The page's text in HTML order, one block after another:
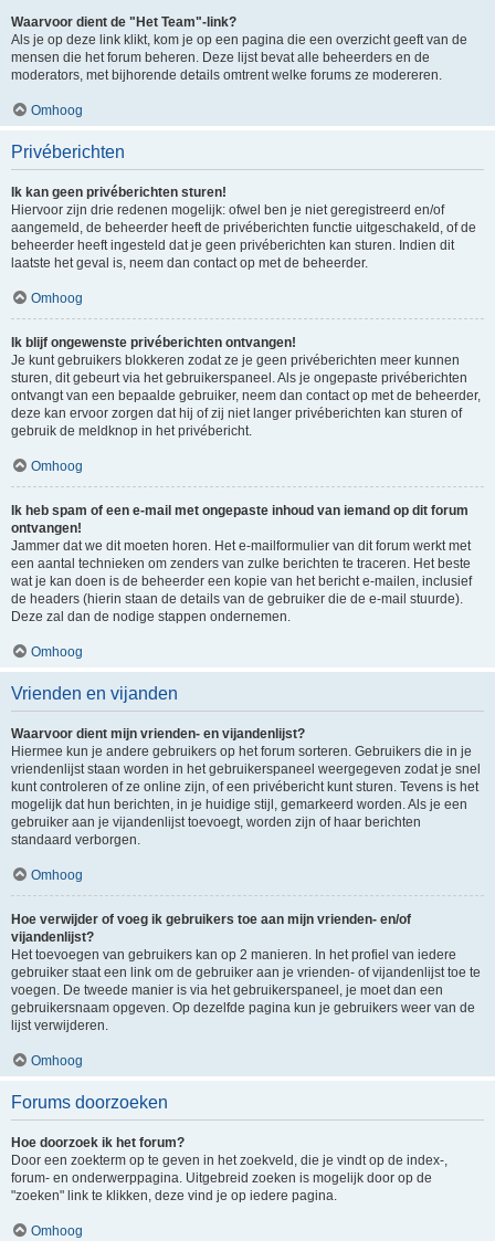
Waarvoor dient de "Het Team"-link?
Als je op deze link klikt, kom je op een pagina die een overzicht geeft van de
mensen die het forum beheren. Deze lijst bevat alle beheerders en de
moderators, met bijhorende details omtrent welke forums ze modereren.
Omhoog
Privéberichten
Ik kan geen privéberichten sturen!
Hiervoor zijn drie redenen mogelijk: ofwel ben je niet geregistreerd en/of
aangemeld, de beheerder heeft de privéberichten functie uitgeschakeld, of de
beheerder heeft ingesteld dat je geen privéberichten kan sturen. Indien dit
laatste het geval is, neem dan contact op met de beheerder.
Omhoog
Ik blijf ongewenste privéberichten ontvangen!
Je kunt gebruikers blokkeren zodat ze je geen privéberichten meer kunnen
sturen, dit gebeurt via het gebruikerspaneel. Als je ongepaste privéberichten
ontvangt van een bepaalde gebruiker, neem dan contact op met de beheerder,
deze kan ervoor zorgen dat hij of zij niet langer privéberichten kan sturen of
gebruik de meldknop in het privébericht.
Omhoog
Ik heb spam of een e-mail met ongepaste inhoud van iemand op dit forum
ontvangen!
Jammer dat we dit moeten horen. Het e-mailformulier van dit forum werkt met
een aantal technieken om zenders van zulke berichten te traceren. Het beste
wat je kan doen is de beheerder een kopie van het bericht e-mailen, inclusief
de headers (hierin staan de details van de gebruiker die de e-mail stuurde).
Deze zal dan de nodige stappen ondernemen.
Omhoog
Vrienden en vijanden
Waarvoor dient mijn vrienden- en vijandenlijst?
Hiermee kun je andere gebruikers op het forum sorteren. Gebruikers die in je
vriendenlijst staan worden in het gebruikerspaneel weergegeven zodat je snel
kunt controleren of ze online zijn, of een privébericht kunt sturen. Tevens is het
mogelijk dat hun berichten, in je huidige stijl, gemarkeerd worden. Als je een
gebruiker aan je vijandenlijst toevoegt, worden zijn of haar berichten
standaard verborgen.
Omhoog
Hoe verwijder of voeg ik gebruikers toe aan mijn vrienden- en/of
vijandenlijst?
Het toevoegen van gebruikers kan op 2 manieren. In het profiel van iedere
gebruiker staat een link om de gebruiker aan je vrienden- of vijandenlijst toe te
voegen. De tweede manier is via het gebruikerspaneel, je moet dan een
gebruikersnaam opgeven. Op dezelfde pagina kun je gebruikers weer van de
lijst verwijderen.
Omhoog
Forums doorzoeken
Hoe doorzoek ik het forum?
Door een zoekterm op te geven in het zoekveld, die je vindt op de index-,
forum- en onderwerppagina. Uitgebreid zoeken is mogelijk door op de
"zoeken" link te klikken, deze vind je op iedere pagina.
Omhoog